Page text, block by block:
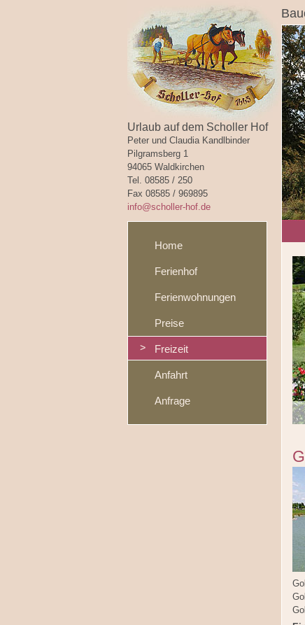
Urlaub auf dem Scholler Hof
Peter und Claudia Kandlbinder
Pilgramsberg 1
94065 Waldkirchen
Tel. 08585 / 250
Fax 08585 / 969895
info@scholler-hof.de
Home
Ferienhof
Ferienwohnungen
Preise
Freizeit
Anfahrt
Anfrage